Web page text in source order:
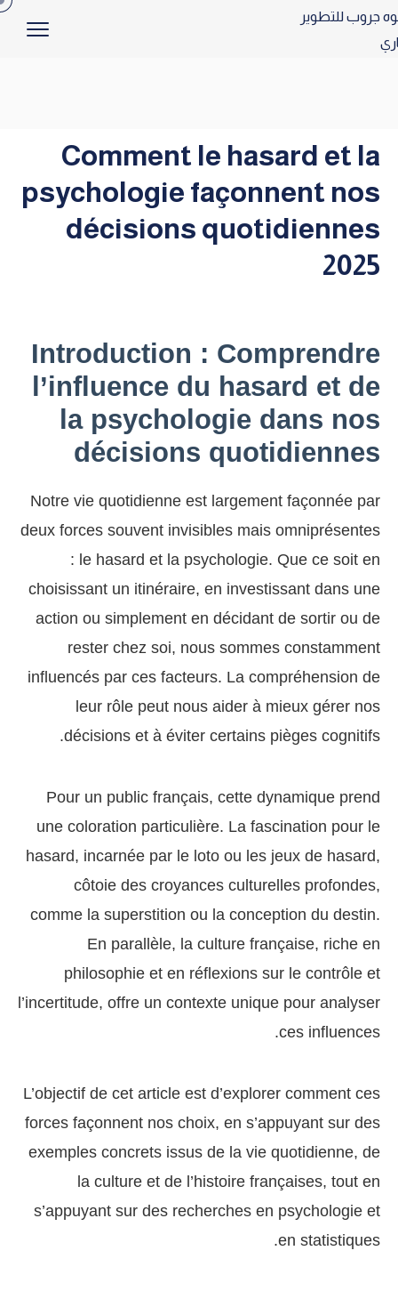
Comment le hasard et la
psychologie façonnent nos
décisions quotidiennes
2025
Introduction : Comprendre
l’influence du hasard et de
la psychologie dans nos
décisions quotidiennes
Notre vie quotidienne est largement façonnée par
deux forces souvent invisibles mais omniprésentes
: le hasard et la psychologie. Que ce soit en
choisissant un itinéraire, en investissant dans une
action ou simplement en décidant de sortir ou de
rester chez soi, nous sommes constamment
influencés par ces facteurs. La compréhension de
leur rôle peut nous aider à mieux gérer nos
décisions et à éviter certains pièges cognitifs.
Pour un public français, cette dynamique prend
une coloration particulière. La fascination pour le
hasard, incarnée par le loto ou les jeux de hasard,
côtoie des croyances culturelles profondes,
comme la superstition ou la conception du destin.
En parallèle, la culture française, riche en
philosophie et en réflexions sur le contrôle et
l’incertitude, offre un contexte unique pour analyser
ces influences.
L’objectif de cet article est d’explorer comment ces
forces façonnent nos choix, en s’appuyant sur des
exemples concrets issus de la vie quotidienne, de
la culture et de l’histoire françaises, tout en
s’appuyant sur des recherches en psychologie et
en statistiques.